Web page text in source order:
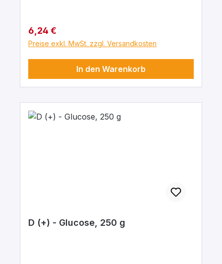
Regulärer Preis:
6,24 €
Preise exkl. MwSt. zzgl. Versandkosten
In den Warenkorb
D (+) - Glucose, 250 g